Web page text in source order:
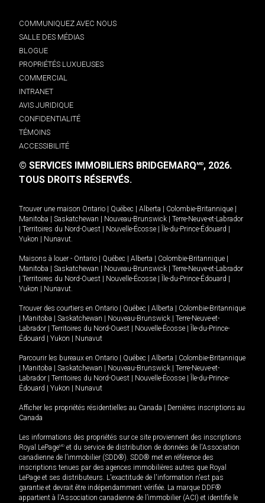
COMMUNIQUEZ AVEC NOUS
SALLE DES MÉDIAS
BLOGUE
PROPRIÉTÉS LUXUEUSES
COMMERCIAL
INTRANET
AVIS JURIDIQUE
CONFIDENTIALITÉ
TÉMOINS
ACCESSIBILITÉ
© SERVICES IMMOBILIERS BRIDGEMARQMD, 2026.
TOUS DROITS RÉSERVÉS.
Trouver une maison Ontario Québec Alberta Colombie-Britannique
Manitoba
Saskatchewan Nouveau-Brunswick
Terre-Neuve-et-Labrador
Territoires du Nord-Ouest Nouvelle-Écosse Île-du-Prince-Édouard
Yukon
Nunavut.
Maisons à louer - Ontario Québec Alberta Colombie-Britannique
Manitoba
Saskatchewan Nouveau-Brunswick
Terre-Neuve-et-Labrador
Territoires du Nord-Ouest Nouvelle-Écosse Île-du-Prince-Édouard
Yukon
Nunavut.
Trouver des courtiers en Ontario Québec Alberta
Colombie-Britannique
Manitoba Saskatchewan Nouveau-Brunswick
Terre-Neuve-et-
Labrador
Territoires du Nord-Ouest Nouvelle-Écosse
Île-du-Prince-
Édouard
Yukon Nunavut
Parcourir les bureaux en Ontario Québec Alberta
Colombie-Britannique
Manitoba Saskatchewan Nouveau-Brunswick
Terre-Neuve-et-
Labrador
Territoires du Nord-Ouest Nouvelle-Écosse
Île-du-Prince-
Édouard
Yukon Nunavut
Afficher les propriétés résidentielles au Canada
Dernières inscriptions au
Canada
Les informations des propriétés sur ce site proviennent des inscriptions
Royal LePageMD et du service de distribution de données de l'Association
canadienne de l’immobilier (SDD®). SDD® met en référence des
inscriptions tenues par des agences immobilières autres que Royal
LePage et ses distributeurs. L'exactitude de l'information n'est pas
garantie et devrait être indépendamment vérifiée. La marque DDF®
appartient à l'Association canadienne de l’immobilier (ACI) et identifie le